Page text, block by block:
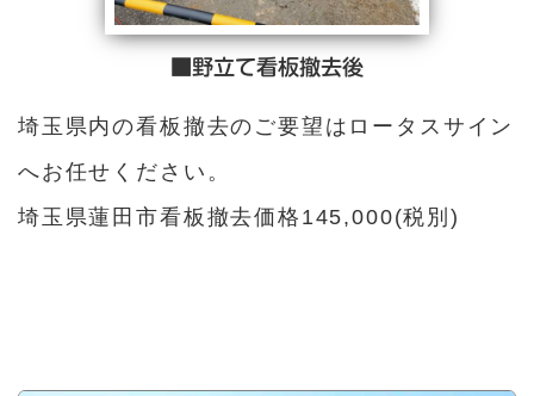
■野立て看板撤去後
埼玉県内の看板撤去のご要望はロータスサイン
へお任せください。
埼玉県蓮田市看板撤去価格145,000(税別)